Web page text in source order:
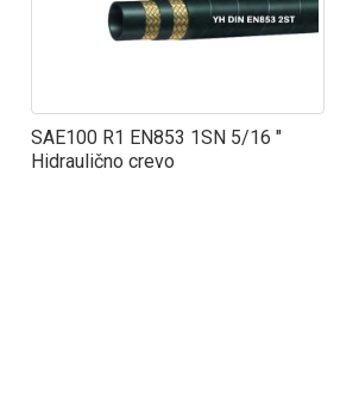
SAE100 R1 EN853 1SN 5/16 ″
Hidraulično crevo